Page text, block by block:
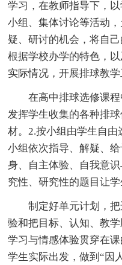
学习，在教师指导下，
小组、集体讨论等活动
疑、研讨的机会，将自
根据学校办学的特色，
实际情况，开展排球教学
在高中排球选修课
发挥学生收集的各种排
材。2.按小组由学生自
小组依次指导、解疑、
身、自主体验、自我意
究性、研究性的题目让学
制定好单元计划，
验和把目标、认知、教
学习与情感体验贯穿在
学生实际出发，做到“因